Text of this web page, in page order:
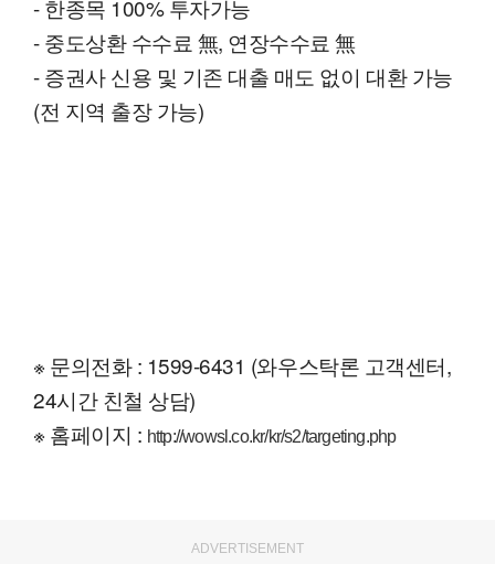
- 한종목 100% 투자가능
- 중도상환 수수료 無, 연장수수료 無
- 증권사 신용 및 기존 대출 매도 없이 대환 가능
(전 지역 출장 가능)
※ 문의전화 : 1599-6431 (와우스탁론 고객센터,
24시간 친철 상담)
※ 홈페이지 : http://wowsl.co.kr/kr/s2/targeting.php
ADVERTISEMENT